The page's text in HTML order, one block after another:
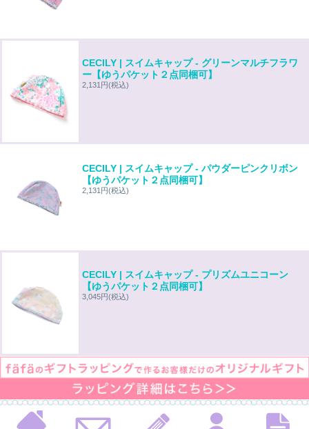
CECILY | スイムキャップ - グリーンマルチフラワ
ー【ゆうパケット２点同梱可】
2,131円(税込)
CECILY | スイムキャップ - パウダーピンクリボン
【ゆうパケット２点同梱可】
2,131円(税込)
CECILY | スイムキャップ - プリズムユニコーン
【ゆうパケット２点同梱可】
3,045円(税込)